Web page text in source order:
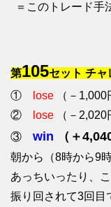
＝このトレード
第105セット チャ
①
lose （－1,000
②
lose （－2,020
③ win （＋
朝から（8時から9
あっちいったり、
振り回されて3回目